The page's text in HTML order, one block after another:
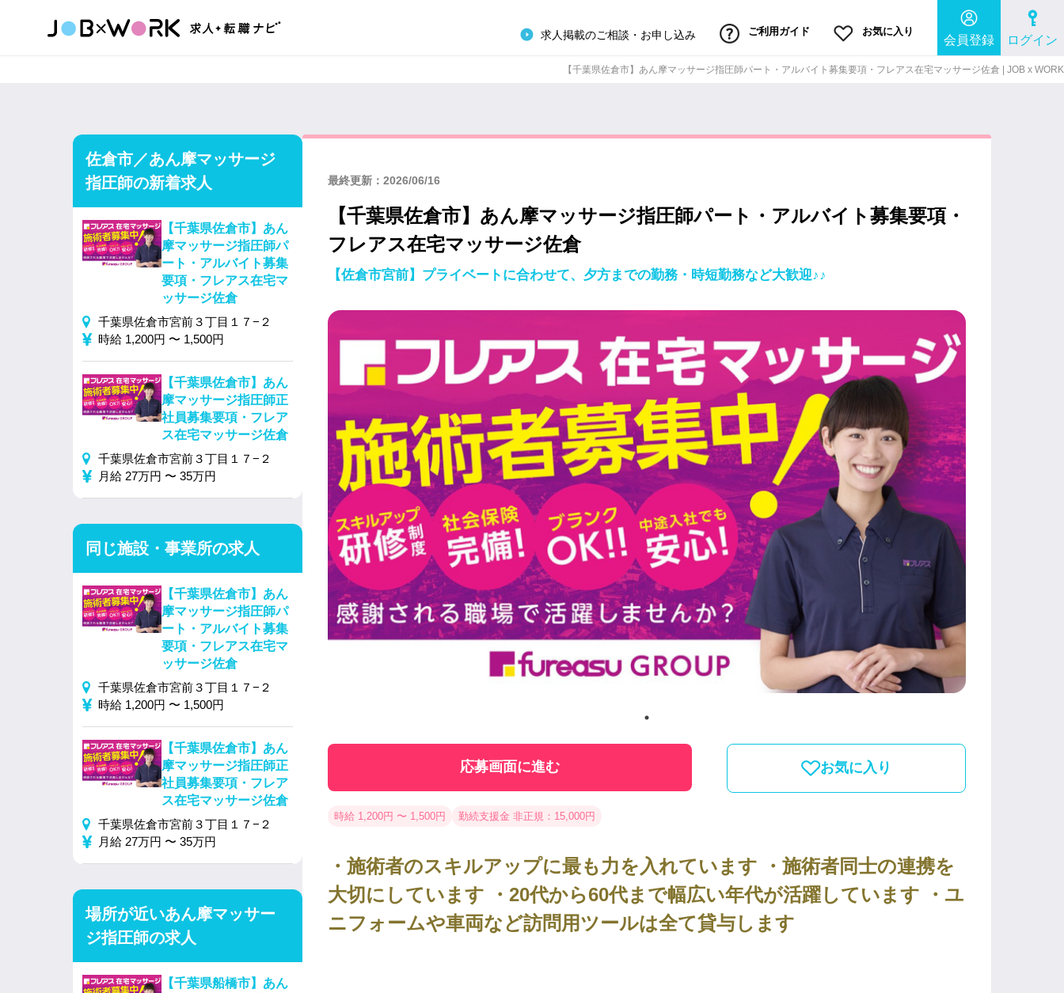
求人掲載のご相談・お申し込み ご利用ガイド お気に入り
会員登録 ログイン
【千葉県佐倉市】あん摩マッサージ指圧師パート・アルバイト募集要項・フレアス在宅マッサージ佐倉 | JOB x WORK
最終更新：2026/06/16
【千葉県佐倉市】あん摩マッサージ指圧師パート・アルバイト募集要項・
フレアス在宅マッサージ佐倉
【佐倉市宮前】プライベートに合わせて、夕方までの勤務・時短勤務など大歓迎♪♪
応募画面に進む お気に入り
時給 1,200円 〜 1,500円 勤続支援金 非正規：15,000円
・施術者のスキルアップに最も力を入れています ・施術者同士の連携を
大切にしています ・20代から60代まで幅広い年代が活躍しています ・ユ
ニフォームや車両など訪問用ツールは全て貸与します
佐倉市／あん摩マッサージ
指圧師の新着求人
【千葉県佐倉市】あん
摩マッサージ指圧師パ
ート・アルバイト募集
要項・フレアス在宅マ
ッサージ佐倉
千葉県佐倉市宮前３丁目１７−２
時給 1,200円 〜 1,500円
【千葉県佐倉市】あん
摩マッサージ指圧師正
社員募集要項・フレア
ス在宅マッサージ佐倉
千葉県佐倉市宮前３丁目１７−２
月給 27万円 〜 35万円
同じ施設・事業所の求人
【千葉県佐倉市】あん
摩マッサージ指圧師パ
ート・アルバイト募集
要項・フレアス在宅マ
ッサージ佐倉
千葉県佐倉市宮前３丁目１７−２
時給 1,200円 〜 1,500円
【千葉県佐倉市】あん
摩マッサージ指圧師正
社員募集要項・フレア
ス在宅マッサージ佐倉
千葉県佐倉市宮前３丁目１７−２
月給 27万円 〜 35万円
場所が近いあん摩マッサー
ジ指圧師の求人
【千葉県船橋市】あん